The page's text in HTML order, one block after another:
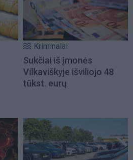
Kriminalai
Sukčiai iš įmonės
Vilkaviškyje išviliojo 48
tūkst. eurų